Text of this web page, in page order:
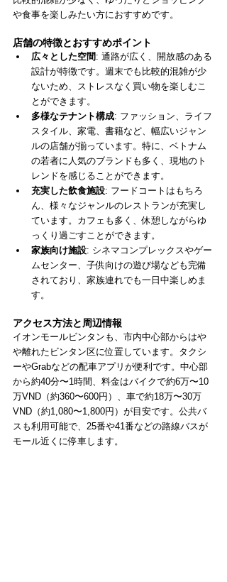
や食事を楽しみたい方におすすめです。
店舗の特徴とおすすめポイント
広々とした空間: 通路が広く、開放感のある
設計が特徴です。週末でも比較的混雑が少
ないため、ストレスなく買い物を楽しむこ
とができます。
多様なテナント構成: ファッション、ライフ
スタイル、家電、書籍など、幅広いジャン
ルの店舗が揃っています。特に、ベトナム
の若者に人気のブランドも多く、現地のト
レンドを感じることができます。
充実した飲食施設: フードコートはもちろ
ん、様々なジャンルのレストランが充実し
ています。カフェも多く、休憩しながらゆ
っくり過ごすことができます。
家族向け施設: シネマコンプレックスやゲー
ムセンター、子供向けの遊び場なども完備
されており、家族連れでも一日中楽しめま
す。
アクセス方法と周辺情報
イオンモールビンタンも、市内中心部からはや
や離れたビンタン区に位置しています。タクシ
ーやGrabなどの配車アプリが便利です。中心部
から約40分〜1時間、料金はバイクで約6万〜10
万VND（約360〜600円）、車で約18万〜30万
VND（約1,080〜1,800円）が目安です。公共バ
スも利用可能で、25番や41番などの路線バスが
モール近くに停車します。